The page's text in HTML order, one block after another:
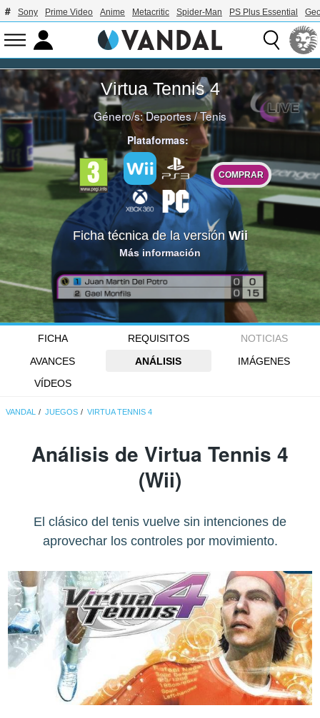
Sony Prime Video Anime Metacritic Spider-Man PS Plus Essential
Virtua Tennis 4
Género/s:Deportes/Tenis
Plataformas:
COMPRAR
Ficha técnica de la versión Wii
Más información
FICHA REQUISITOS
NOTICIAS
AVANCES
ANÁLISIS
IMÁGENES
VÍDEOS
VANDAL JUEGOS VIRTUA TENNIS 4
Análisis de Virtua Tennis 4
(Wii)
El clásico del tenis vuelve sin intenciones de
aprovechar los controles por movimiento.